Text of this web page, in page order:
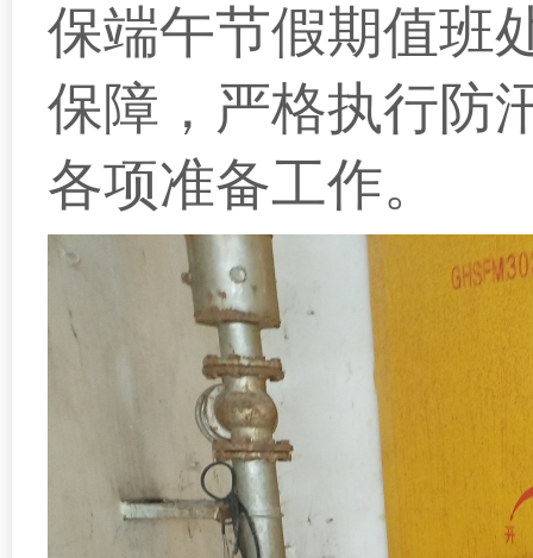
保端午节假期值班
保障，严格执行防
各项准备工作。